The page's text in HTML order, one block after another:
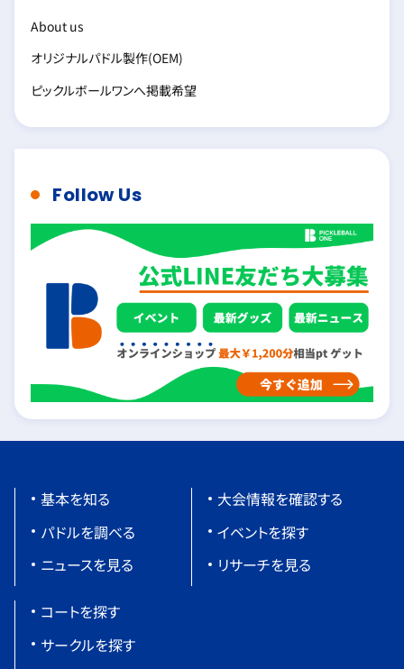
About us
オリジナルパドル製作(OEM)
ピックルボールワンへ掲載希望
Follow Us
基本を知る
パドルを調べる
ニュースを見る
大会情報を確認する
イベントを探す
リサーチを見る
コートを探す
サークルを探す